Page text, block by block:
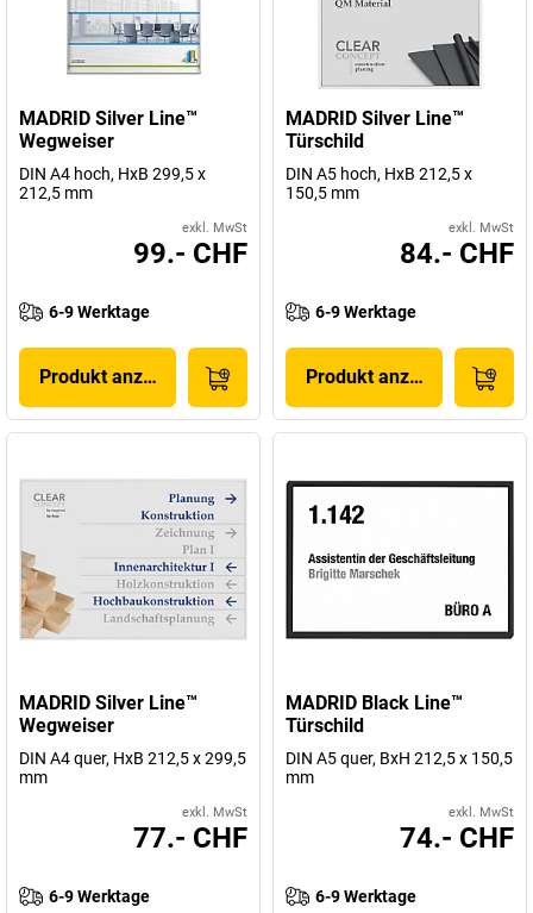
MADRID Silver Line™
Wegweiser
DIN A4 hoch, HxB 299,5 x
212,5 mm
exkl. MwSt
99.- CHF
6-9 Werktage
Produkt anzeigen
MADRID Silver Line™
Türschild
DIN A5 hoch, HxB 212,5 x
150,5 mm
exkl. MwSt
84.- CHF
6-9 Werktage
Produkt anzeigen
MADRID Silver Line™
Wegweiser
DIN A4 quer, HxB 212,5 x 299,5
mm
exkl. MwSt
77.- CHF
6-9 Werktage
MADRID Black Line™
Türschild
DIN A5 quer, BxH 212,5 x 150,5
mm
exkl. MwSt
74.- CHF
6-9 Werktage